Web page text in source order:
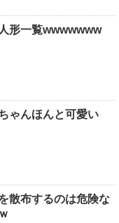
形一覧wwwwwww
ゃんほんと可愛い
散布するのは危険な